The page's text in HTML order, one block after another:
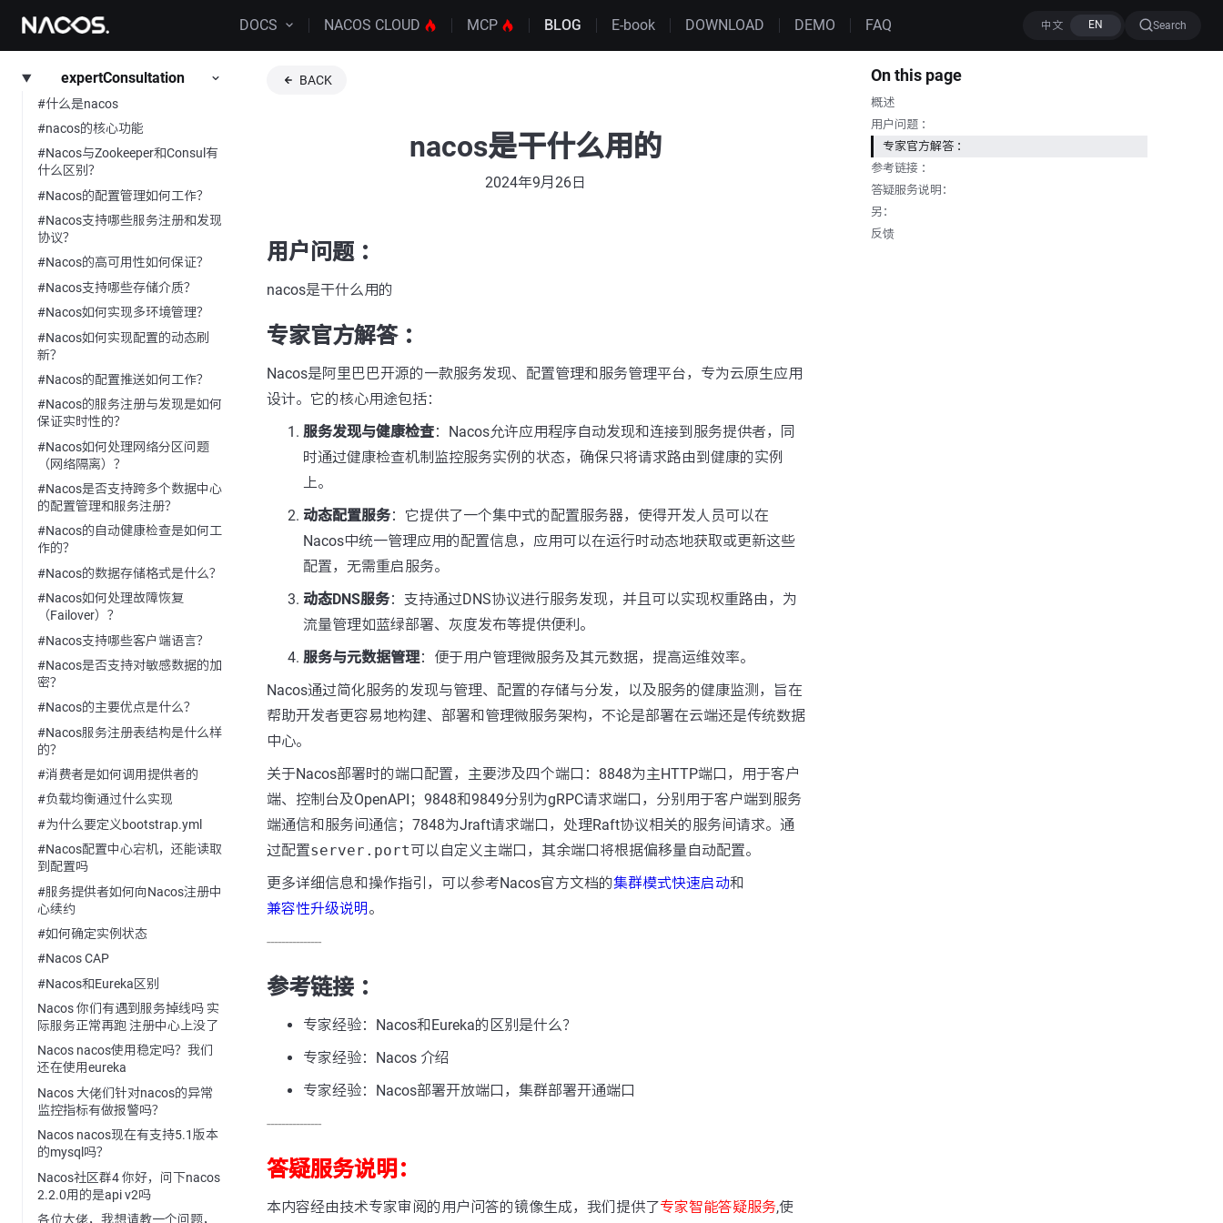
DOCS NACOS CLOUD MCP BLOG E-book DOWNLOAD DEMO FAQ Search
expertConsultation
#什么是nacos
#nacos的核心功能
#Nacos与Zookeeper和Consul有
什么区别？
#Nacos的配置管理如何工作？
#Nacos支持哪些服务注册和发现
协议？
#Nacos的高可用性如何保证？
#Nacos支持哪些存储介质？
#Nacos如何实现多环境管理？
#Nacos如何实现配置的动态刷
新？
#Nacos的配置推送如何工作？
#Nacos的服务注册与发现是如何
保证实时性的？
#Nacos如何处理网络分区问题
（网络隔离）？
#Nacos是否支持跨多个数据中心
的配置管理和服务注册？
#Nacos的自动健康检查是如何工
作的？
#Nacos的数据存储格式是什么？
#Nacos如何处理故障恢复
（Failover）？
#Nacos支持哪些客户端语言？
#Nacos是否支持对敏感数据的加
密？
#Nacos的主要优点是什么？
#Nacos服务注册表结构是什么样
的？
#消费者是如何调用提供者的
#负载均衡通过什么实现
#为什么要定义bootstrap.yml
#Nacos配置中心宕机，还能读取
到配置吗
#服务提供者如何向Nacos注册中
心续约
#如何确定实例状态
#Nacos CAP
#Nacos和Eureka区别
Nacos 你们有遇到服务掉线吗 实
际服务正常再跑 注册中心上没了
Nacos nacos使用稳定吗？我们
还在使用eureka
Nacos 大佬们针对nacos的异常
监控指标有做报警吗？
Nacos nacos现在有支持5.1版本
的mysql吗？
Nacos社区群4 你好，问下nacos
2.2.0用的是api v2吗
各位大佬，我想请教一个问题，
BACK
nacos是干什么用的
2024年9月26日
用户问题 ：
nacos是干什么用的
专家官方解答 ：
Nacos是阿里巴巴开源的一款服务发现、配置管理和服务管理平台，专为云原生应用
设计。它的核心用途包括：
服务发现与健康检查：Nacos允许应用程序自动发现和连接到服务提供者，同
时通过健康检查机制监控服务实例的状态，确保只将请求路由到健康的实例
上。
动态配置服务：它提供了一个集中式的配置服务器，使得开发人员可以在
Nacos中统一管理应用的配置信息，应用可以在运行时动态地获取或更新这些
配置，无需重启服务。
动态DNS服务：支持通过DNS协议进行服务发现，并且可以实现权重路由，为
流量管理如蓝绿部署、灰度发布等提供便利。
服务与元数据管理：便于用户管理微服务及其元数据，提高运维效率。
Nacos通过简化服务的发现与管理、配置的存储与分发，以及服务的健康监测，旨在
帮助开发者更容易地构建、部署和管理微服务架构，不论是部署在云端还是传统数据
中心。
关于Nacos部署时的端口配置，主要涉及四个端口：8848为主HTTP端口，用于客户
端、控制台及OpenAPI；9848和9849分别为gRPC请求端口，分别用于客户端到服务
端通信和服务间通信；7848为Jraft请求端口，处理Raft协议相关的服务间请求。通
过配置server.port可以自定义主端口，其余端口将根据偏移量自动配置。
更多详细信息和操作指引，可以参考Nacos官方文档的集群模式快速启动和
兼容性升级说明 。
---------------
参考链接 ：
专家经验：Nacos和Eureka的区别是什么？
专家经验：Nacos 介绍
专家经验：Nacos部署开放端口，集群部署开通端口
---------------
答疑服务说明：
本内容经由技术专家审阅的用户问答的镜像生成，我们提供了专家智能答疑服务,使
On this page
概述
用户问题 ：
专家官方解答 ：
参考链接 ：
答疑服务说明：
另：
反馈